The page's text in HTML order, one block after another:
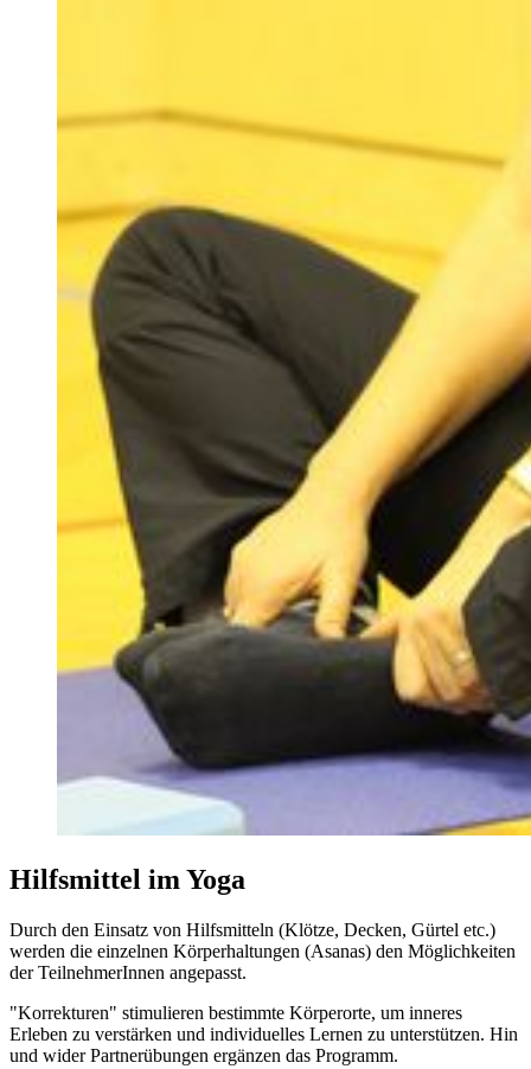
Hilfsmittel im Yoga
Durch den Einsatz von Hilfsmitteln (Klötze, Decken, Gürtel etc.)
werden die einzelnen Körperhaltungen (Asanas) den Möglichkeiten
der TeilnehmerInnen angepasst.
"Korrekturen" stimulieren bestimmte Körperorte, um inneres
Erleben zu verstärken und individuelles Lernen zu unterstützen. Hin
und wider Partnerübungen ergänzen das Programm.